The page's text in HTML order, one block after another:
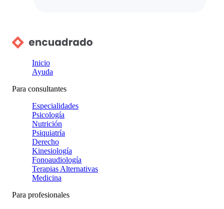
Inicio
Ayuda
Para consultantes
Especialidades
Psicología
Nutrición
Psiquiatría
Derecho
Kinesiología
Fonoaudiología
Terapias Alternativas
Medicina
Para profesionales